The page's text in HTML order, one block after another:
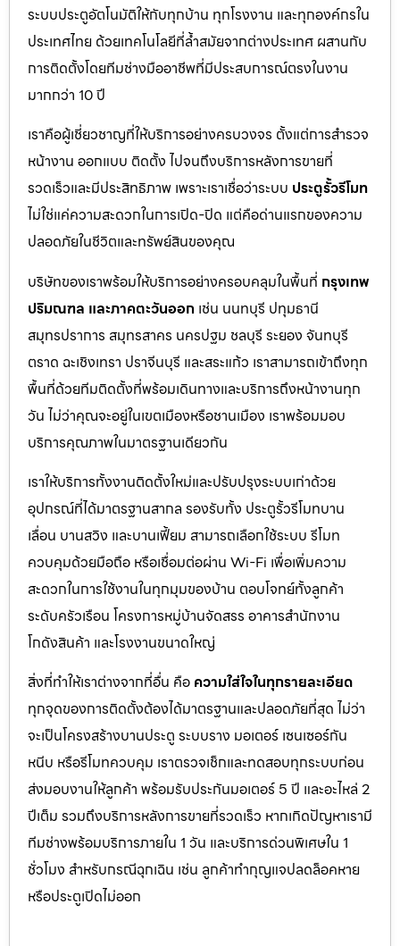
ระบบประตูอัตโนมัติให้กับทุกบ้าน ทุกโรงงาน และทุกองค์กรใน
ประเทศไทย ด้วยเทคโนโลยีที่ล้ำสมัยจากต่างประเทศ ผสานกับ
การติดตั้งโดยทีมช่างมืออาชีพที่มีประสบการณ์ตรงในงาน
มากกว่า 10 ปี
เราคือผู้เชี่ยวชาญที่ให้บริการอย่างครบวงจร ตั้งแต่การสำรวจ
หน้างาน ออกแบบ ติดตั้ง ไปจนถึงบริการหลังการขายที่
รวดเร็วและมีประสิทธิภาพ เพราะเราเชื่อว่าระบบ ประตูรั้วรีโมท
ไม่ใช่แค่ความสะดวกในการเปิด-ปิด แต่คือด่านแรกของความ
ปลอดภัยในชีวิตและทรัพย์สินของคุณ
บริษัทของเราพร้อมให้บริการอย่างครอบคลุมในพื้นที่ กรุงเทพ
ปริมณฑล และภาคตะวันออก เช่น นนทบุรี ปทุมธานี
สมุทรปราการ สมุทรสาคร นครปฐม ชลบุรี ระยอง จันทบุรี
ตราด ฉะเชิงเทรา ปราจีนบุรี และสระแก้ว เราสามารถเข้าถึงทุก
พื้นที่ด้วยทีมติดตั้งที่พร้อมเดินทางและบริการถึงหน้างานทุก
วัน ไม่ว่าคุณจะอยู่ในเขตเมืองหรือชานเมือง เราพร้อมมอบ
บริการคุณภาพในมาตรฐานเดียวกัน
เราให้บริการทั้งงานติดตั้งใหม่และปรับปรุงระบบเก่าด้วย
อุปกรณ์ที่ได้มาตรฐานสากล รองรับทั้ง ประตูรั้วรีโมทบาน
เลื่อน บานสวิง และบานเฟี้ยม สามารถเลือกใช้ระบบ รีโมท
ควบคุมด้วยมือถือ หรือเชื่อมต่อผ่าน Wi-Fi เพื่อเพิ่มความ
สะดวกในการใช้งานในทุกมุมของบ้าน ตอบโจทย์ทั้งลูกค้า
ระดับครัวเรือน โครงการหมู่บ้านจัดสรร อาคารสำนักงาน
โกดังสินค้า และโรงงานขนาดใหญ่
สิ่งที่ทำให้เราต่างจากที่อื่น คือ ความใส่ใจในทุกรายละเอียด
ทุกจุดของการติดตั้งต้องได้มาตรฐานและปลอดภัยที่สุด ไม่ว่า
จะเป็นโครงสร้างบานประตู ระบบราง มอเตอร์ เซนเซอร์กัน
หนีบ หรือรีโมทควบคุม เราตรวจเช็กและทดสอบทุกระบบก่อน
ส่งมอบงานให้ลูกค้า พร้อมรับประกันมอเตอร์ 5 ปี และอะไหล่ 2
ปีเต็ม รวมถึงบริการหลังการขายที่รวดเร็ว หากเกิดปัญหาเรามี
ทีมช่างพร้อมบริการภายใน 1 วัน และบริการด่วนพิเศษใน 1
ชั่วโมง สำหรับกรณีฉุกเฉิน เช่น ลูกค้าทำกุญแจปลดล็อคหาย
หรือประตูเปิดไม่ออก